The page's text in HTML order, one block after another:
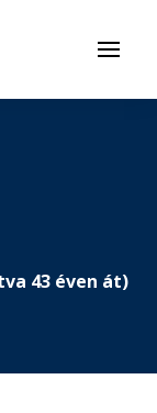
Menü
43 éven át)